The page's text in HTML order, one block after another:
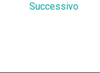
Successivo